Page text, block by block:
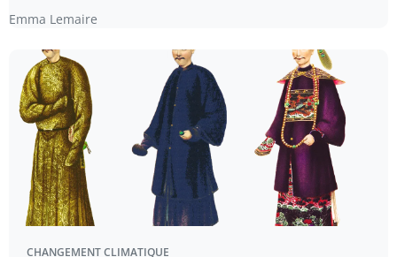
Emma Lemaire
CHANGEMENT CLIMATIQUE